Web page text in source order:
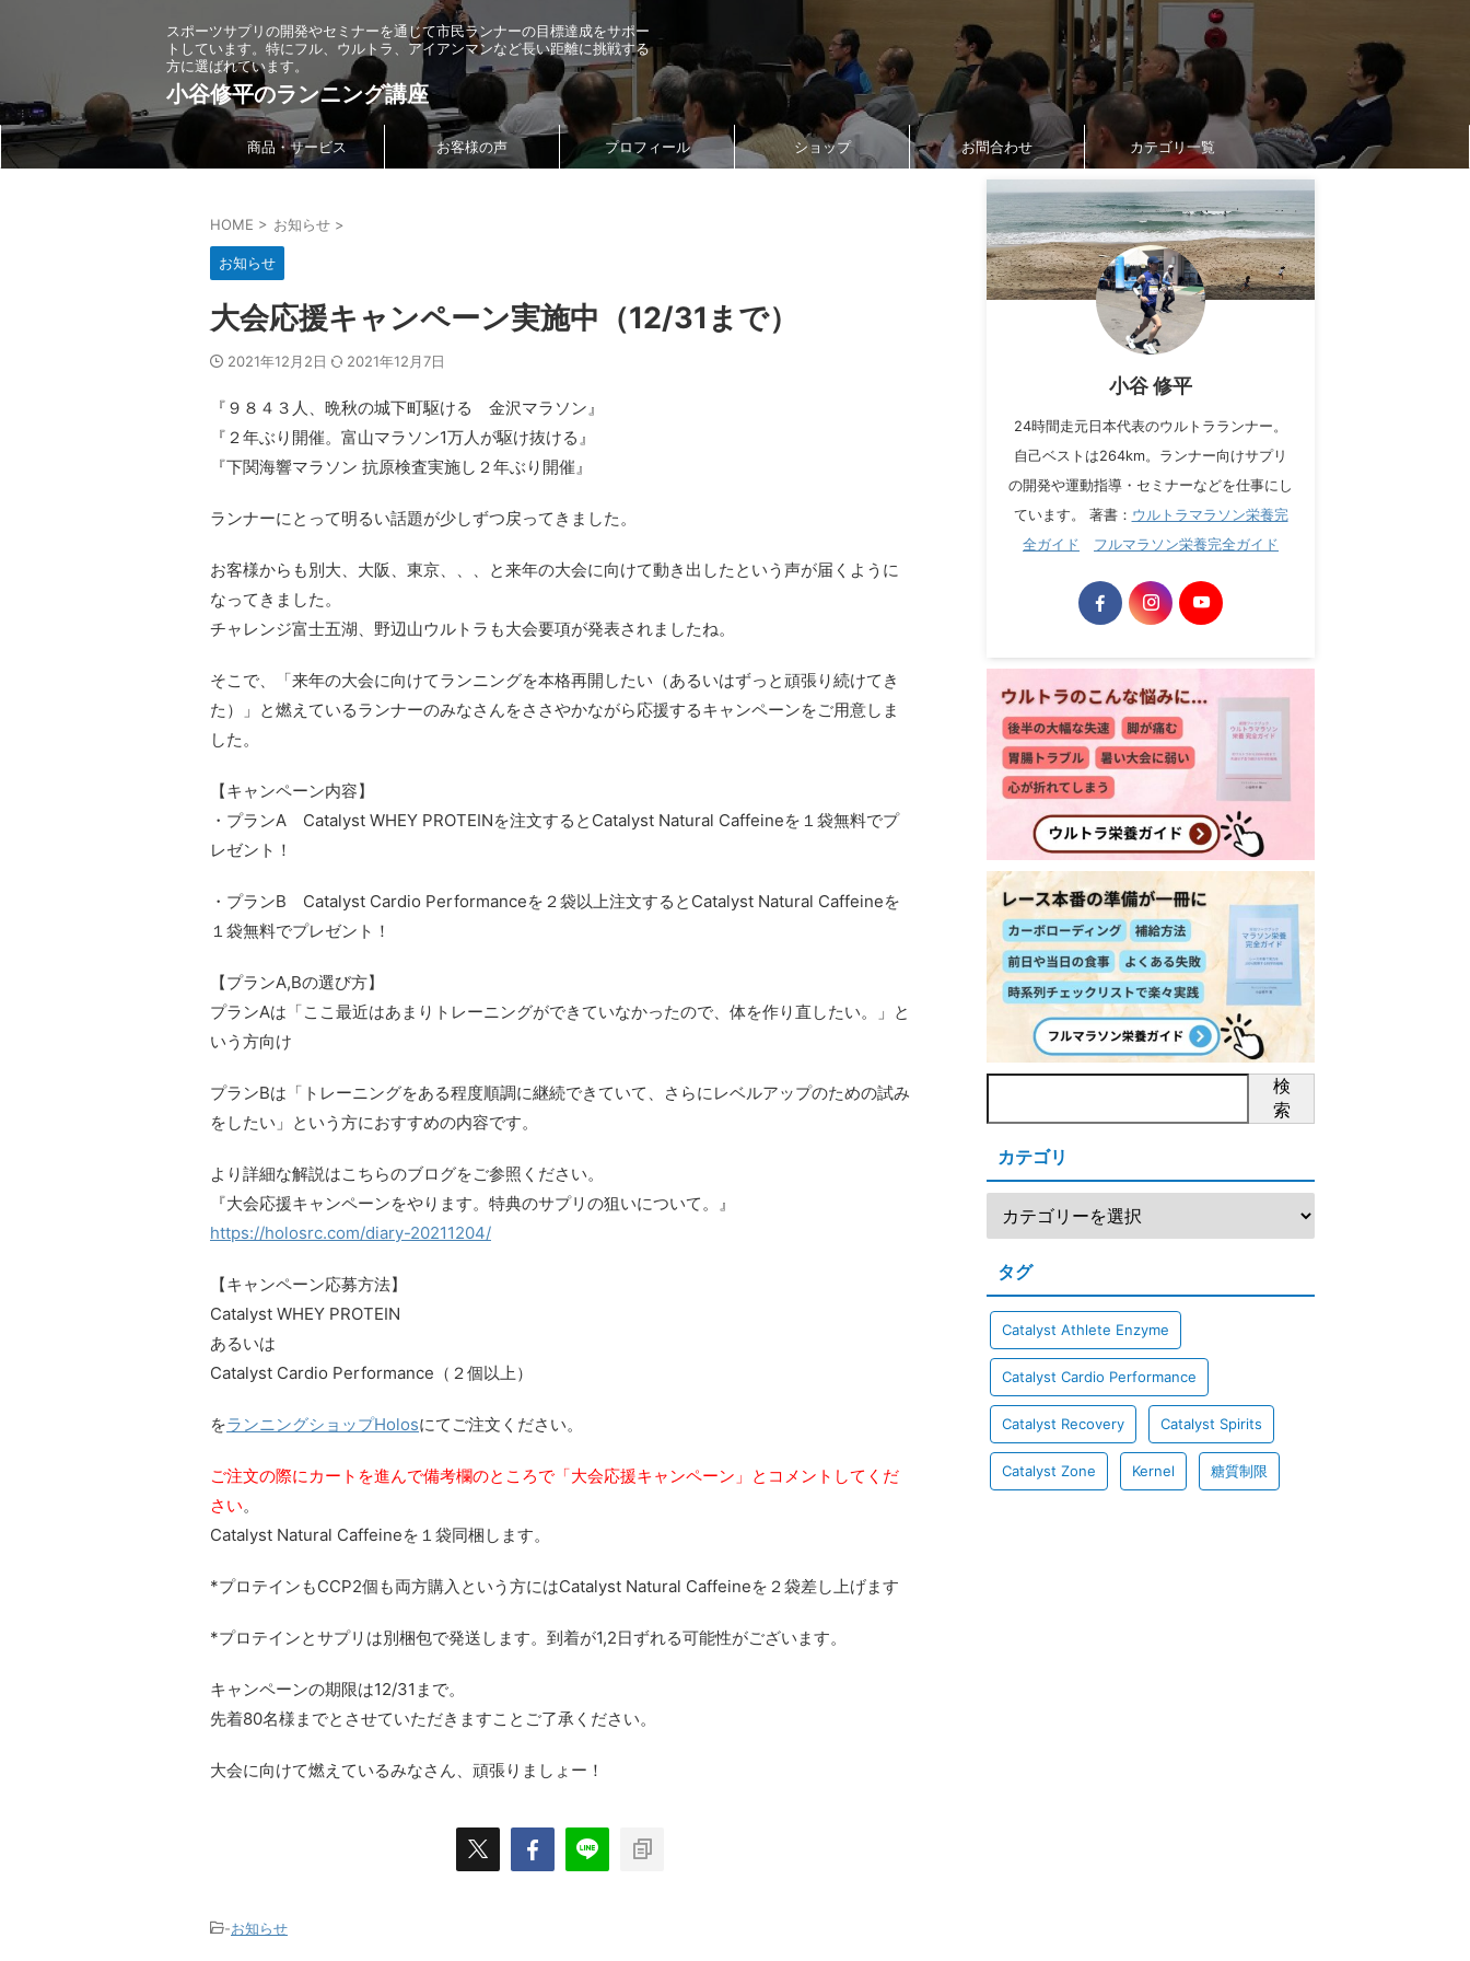
スポーツサプリの開発やセミナーを通じて市民ランナーの目標達成をサポー
トしています。特にフル、ウルトラ、アイアンマンなど長い距離に挑戦する
方に選ばれています。
小谷修平のランニング講座
商品・サービス お客様の声 プロフィール ショップ お問合わせ カテゴリ一覧
HOME > お知らせ >
お知らせ
大会応援キャンペーン実施中（12/31まで）
2021年12月2日 2021年12月7日
『９８４３人、晩秋の城下町駆ける 金沢マラソン』
『２年ぶり開催。富山マラソン1万人が駆け抜ける』
『下関海響マラソン 抗原検査実施し２年ぶり開催』
ランナーにとって明るい話題が少しずつ戻ってきました。
お客様からも別大、大阪、東京、、、と来年の大会に向けて動き出したという声が届くように
なってきました。
チャレンジ富士五湖、野辺山ウルトラも大会要項が発表されましたね。
そこで、「来年の大会に向けてランニングを本格再開したい（あるいはずっと頑張り続けてき
た）」と燃えているランナーのみなさんをささやかながら応援するキャンペーンをご用意しま
した。
【キャンペーン内容】
・プランA Catalyst WHEY PROTEINを注文するとCatalyst Natural Caffeineを１袋無料でプ
レゼント！
・プランB Catalyst Cardio Performanceを２袋以上注文するとCatalyst Natural Caffeineを
１袋無料でプレゼント！
【プランA,Bの選び方】
プランAは「ここ最近はあまりトレーニングができていなかったので、体を作り直したい。」と
いう方向け
プランBは「トレーニングをある程度順調に継続できていて、さらにレベルアップのための試み
をしたい」という方におすすめの内容です。
より詳細な解説はこちらのブログをご参照ください。
『大会応援キャンペーンをやります。特典のサプリの狙いについて。』
https://holosrc.com/diary-20211204/
【キャンペーン応募方法】
Catalyst WHEY PROTEIN
あるいは
Catalyst Cardio Performance（２個以上）
をランニングショップHolosにてご注文ください。
ご注文の際にカートを進んで備考欄のところで「大会応援キャンペーン」とコメントしてくだ
さい。
Catalyst Natural Caffeineを１袋同梱します。
*プロテインもCCP2個も両方購入という方にはCatalyst Natural Caffeineを２袋差し上げます
*プロテインとサプリは別梱包で発送します。到着が1,2日ずれる可能性がございます。
キャンペーンの期限は12/31まで。
先着80名様までとさせていただきますことご了承ください。
大会に向けて燃えているみなさん、頑張りましょー！
-お知らせ
小谷 修平
24時間走元日本代表のウルトラランナー。
自己ベストは264km。ランナー向けサプリ
の開発や運動指導・セミナーなどを仕事にし
ています。 著書： ウルトラマラソン栄養完
全ガイド
フルマラソン栄養完全ガイド
検
索
カテゴリ
タグ
Catalyst Athlete Enzyme
Catalyst Cardio Performance
Catalyst Recovery Catalyst Spirits
Catalyst Zone Kernel 糖質制限